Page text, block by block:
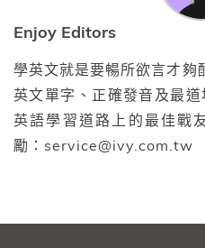
Enjoy Editors
學英文就是要暢所欲言才
英文單字、正確發音及最
英語學習道路上的最佳戰
勵：service@ivy.com.tw